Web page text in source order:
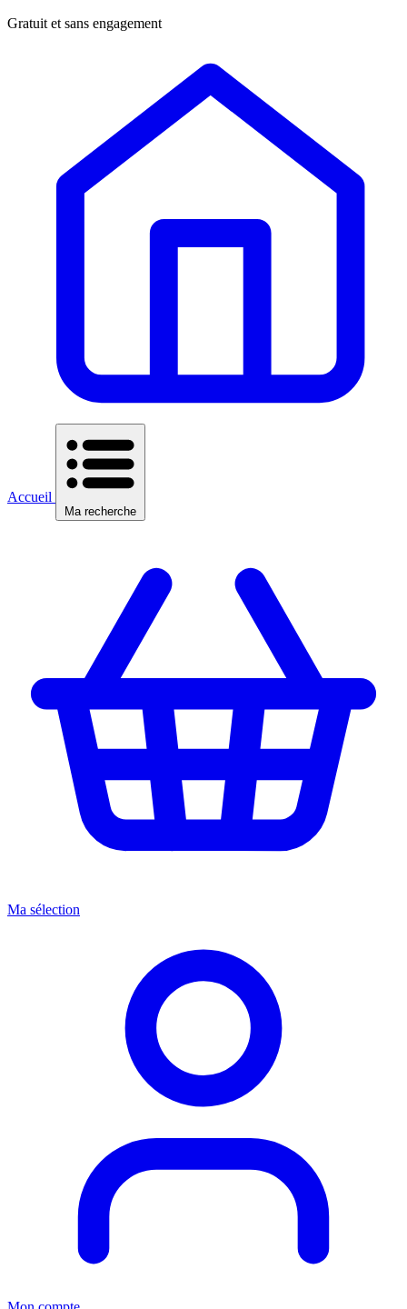
Gratuit et sans engagement
Accueil
Ma recherche
Ma sélection